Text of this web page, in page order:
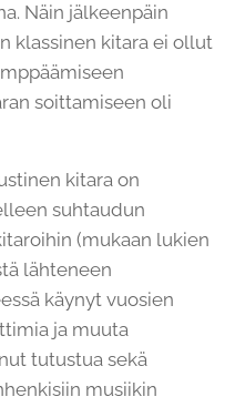
Näin jälkeenpäin
klassinen kitara ei ollut
soittamiseen oli
kitara on
suhtaudun
(mukaan lukien
lähteneen
käynyt vuosien
ja muuta
tutustua sekä
musiikin